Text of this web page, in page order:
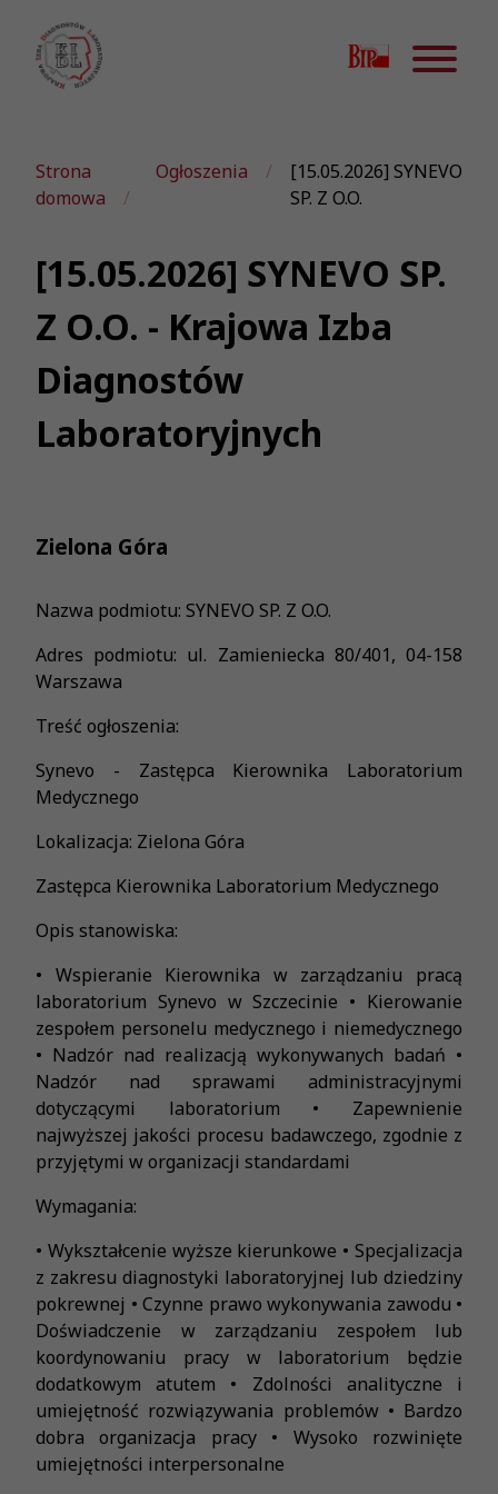
Strona
domowa
Ogłoszenia
[15.05.2026] SYNEVO
SP. Z O.O.
[15.05.2026] SYNEVO SP.
Z O.O. - Krajowa Izba
Diagnostów
Laboratoryjnych
Zielona Góra
Nazwa podmiotu: SYNEVO SP. Z O.O.
Adres podmiotu: ul. Zamieniecka 80/401, 04-158
Warszawa
Treść ogłoszenia:
Synevo - Zastępca Kierownika Laboratorium
Medycznego
Lokalizacja: Zielona Góra
Zastępca Kierownika Laboratorium Medycznego
Opis stanowiska:
• Wspieranie Kierownika w zarządzaniu pracą
laboratorium Synevo w Szczecinie • Kierowanie
zespołem personelu medycznego i niemedycznego
• Nadzór nad realizacją wykonywanych badań •
Nadzór nad sprawami administracyjnymi
dotyczącymi laboratorium • Zapewnienie
najwyższej jakości procesu badawczego, zgodnie z
przyjętymi w organizacji standardami
Wymagania:
• Wykształcenie wyższe kierunkowe • Specjalizacja
z zakresu diagnostyki laboratoryjnej lub dziedziny
pokrewnej • Czynne prawo wykonywania zawodu •
Doświadczenie w zarządzaniu zespołem lub
koordynowaniu pracy w laboratorium będzie
dodatkowym atutem • Zdolności analityczne i
umiejętność rozwiązywania problemów • Bardzo
dobra organizacja pracy • Wysoko rozwinięte
umiejętności interpersonalne